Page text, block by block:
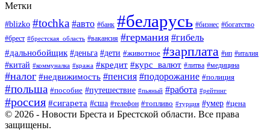
Метки
#blizko #tochka #авто #банк #беларусь #бизнес #богатство
#брест #брестская_область #вакансия #германия #гибель
#дальнобойщик #деньга #дети #животное #зарплата #ип #италия
#китай #коммуналка #кража #кредит #курс_валют #литва #медицина
#налог #недвижимость #пенсия #подорожание #полиция
#польша #пособие #путешествие #пьяный #работа #рейтинг
#россия #сигарета #сша #телефон #топливо #турция #умер #цена
© 2026 - Новости Бреста и Брестской области. Все права
защищены.